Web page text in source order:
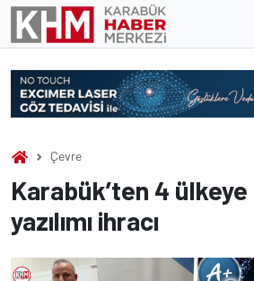
Skip
content
Çevre
Karabük’ten 4 ülkeye
yazılımı ihracı